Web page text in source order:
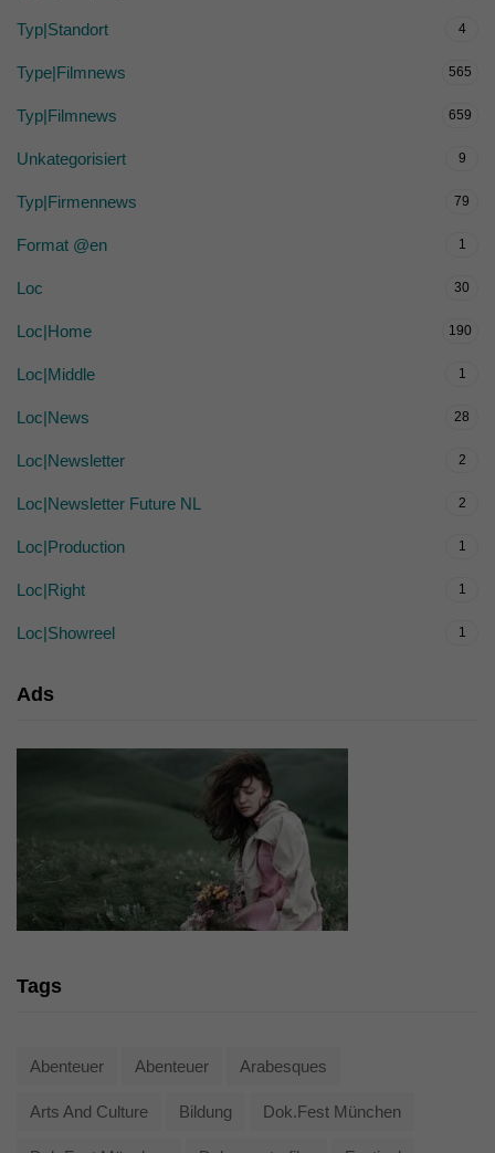
Typ|Standort 4
Type|Filmnews 565
Typ|Filmnews 659
Unkategorisiert 9
Typ|Firmennews 79
Format @en 1
Loc 30
Loc|Home 190
Loc|Middle 1
Loc|News 28
Loc|Newsletter 2
Loc|Newsletter Future NL 2
Loc|Production 1
Loc|Right 1
Loc|Showreel 1
Ads
Tags
Abenteuer Abenteuer Arabesques
Arts And Culture Bildung Dok.fest München